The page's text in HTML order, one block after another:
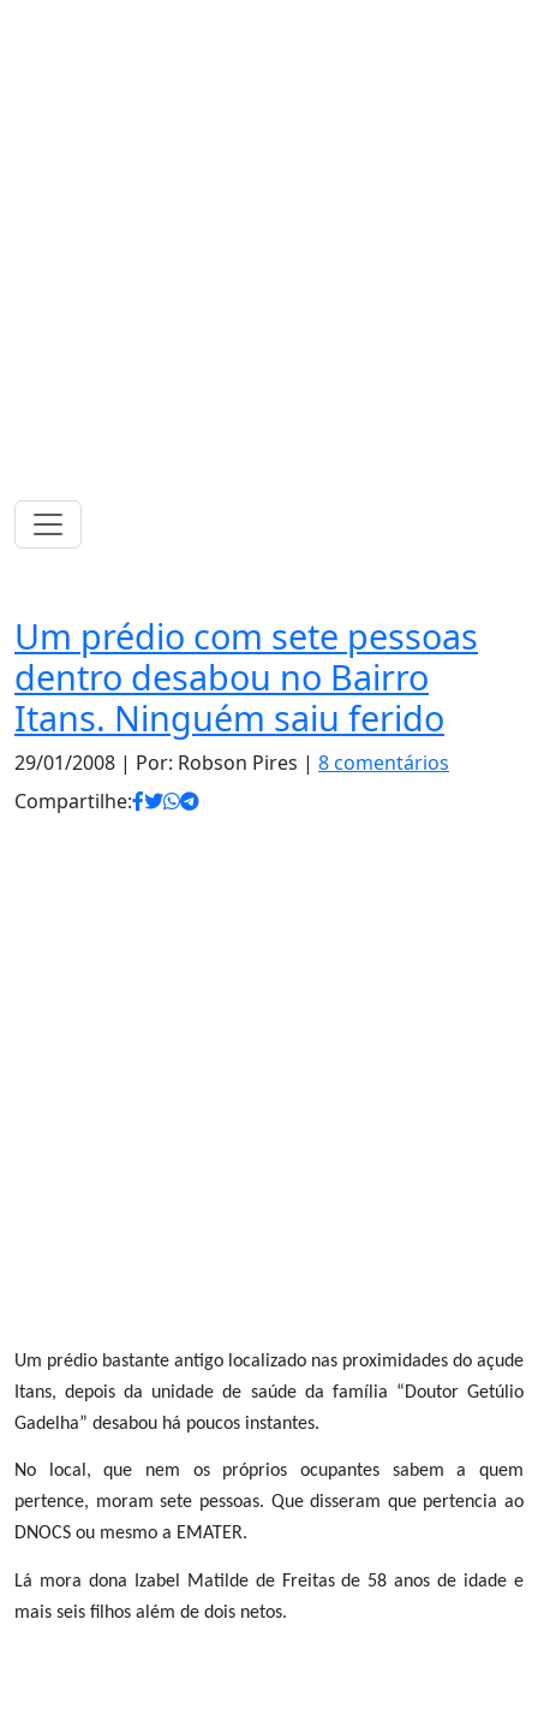
Um prédio com sete pessoas
dentro desabou no Bairro
Itans. Ninguém saiu ferido
29/01/2008 | Por: Robson Pires | 8 comentários
Compartilhe:
Um prédio bastante antigo localizado nas proximidades do açude
Itans, depois da unidade de saúde da família “Doutor Getúlio
Gadelha” desabou há poucos instantes.
No local, que nem os próprios ocupantes sabem a quem
pertence, moram sete pessoas. Que disseram que pertencia ao
DNOCS ou mesmo a EMATER.
Lá mora dona Izabel Matilde de Freitas de 58 anos de idade e
mais seis filhos além de dois netos.